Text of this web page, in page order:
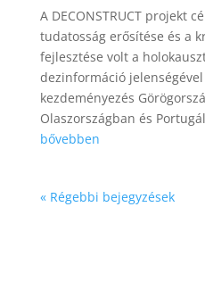
A DECONSTRUCT projekt
tudatosság erősítése és a
fejlesztése volt a
dezinformáció
kezdeményezés
Olaszországban és
bővebben
« Régebbi bejegyzések